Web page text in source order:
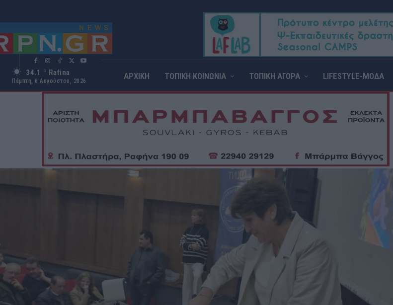
34.1 C Rafina
Πέμπτη, 6 Αυγούστου, 2026 ΑΡΧΙΚΗ ΤΟΠΙΚΗ ΚΟΙΝΩΝΙΑ ΤΟΠΙΚΗ ΑΓΟΡΑ LIFESTYLE-ΜΟΔΑ